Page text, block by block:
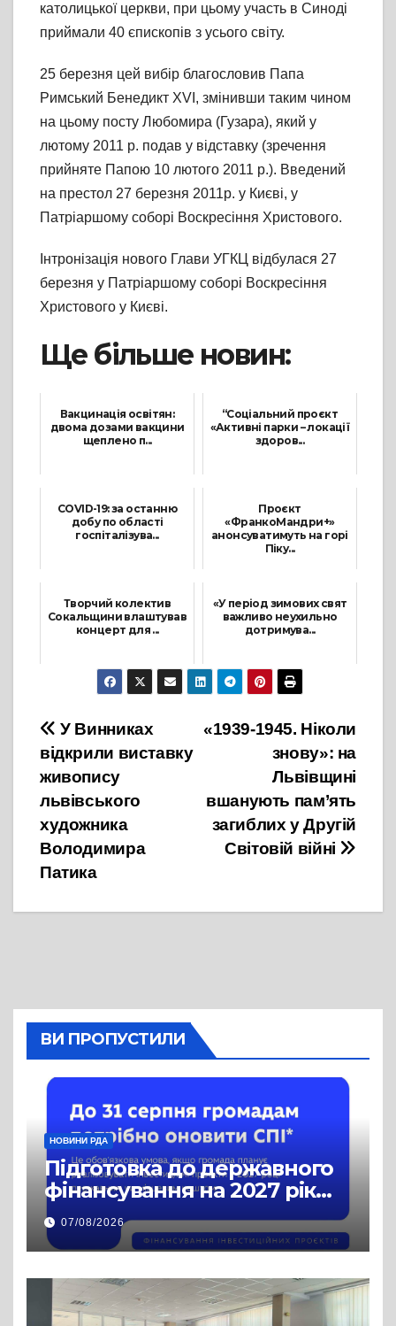
католицької церкви, при цьому участь в Синоді
приймали 40 єпископів з усього світу.
25 березня цей вибір благословив Папа
Римський Бенедикт XVI, змінивши таким чином
на цьому посту Любомира (Гузара), який у
лютому 2011 р. подав у відставку (зречення
прийняте Папою 10 лютого 2011 р.). Введений
на престол 27 березня 2011р. у Києві, у
Патріаршому соборі Воскресіння Христового.
Інтронізація нового Глави УГКЦ відбулася 27
березня у Патріаршому соборі Воскресіння
Христового у Києві.
Ще більше новин:
Вакцинація освітян:
двома дозами вакцини
щеплено п...
“Соціальний проєкт
«Активні парки – локації
здоров...
COVID-19: за останню
добу по області
госпіталізува...
Проєкт
«ФранкоМандри+»
анонсуватимуть на горі
Піку...
Творчий колектив
Сокальщини влаштував
концерт для ...
6 Липня, 2021
«У період зимових свят
важливо неухильно
дотримува...
29 Листопада, 2021
Навігація
записів
«1939-1945. Ніколи
знову»: на
Львівщині
вшанують пам’ять
загиблих у Другій
Світовій війні
У Винниках
відкрили виставку
живопису
львівського
художника
Володимира
Патика
ВИ ПРОПУСТИЛИ
НОВИНИ РДА
Підготовка до державного
фінансування на 2027 рік
уже триває
07/08/2026